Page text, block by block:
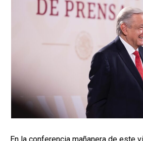
En la conferencia mañanera de este